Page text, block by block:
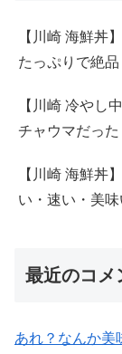
【川崎 海鮮丼
たっぷりで絶
【川崎 冷やし
チャウマだっ
【川崎 海鮮丼
い・速い・美
最近のコメ
あれ？なんか美